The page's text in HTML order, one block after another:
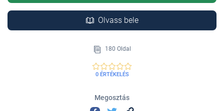
Olvass bele
180 Oldal
0 ÉRTÉKELÉS
Megosztás